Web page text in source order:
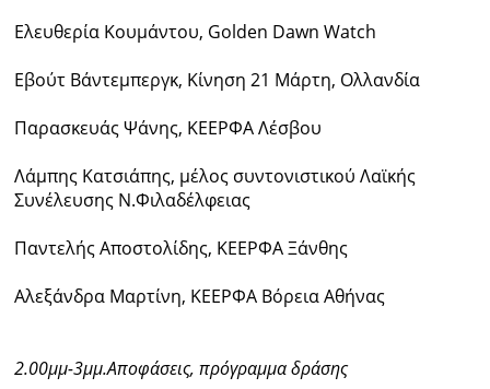
Ελευθερία Κουμάντου, Golden Dawn Watch
Εβούτ Βάντεμπεργκ, Κίνηση 21 Μάρτη, Ολλανδία
Παρασκευάς Ψάνης, ΚΕΕΡΦΑ Λέσβου
Λάμπης Κατσιάπης, μέλος συντονιστικού Λαϊκής
Συνέλευσης Ν.Φιλαδέλφειας
Παντελής Αποστολίδης, ΚΕΕΡΦΑ Ξάνθης
Αλεξάνδρα Μαρτίνη, ΚΕΕΡΦΑ Βόρεια Αθήνας
2.00μμ-3μμ.Αποφάσεις, πρόγραμμα δράσης